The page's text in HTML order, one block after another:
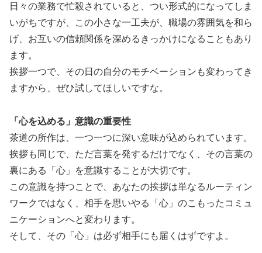
日々の業務で忙殺されていると、つい形式的になってしま
いがちですが、この小さな一工夫が、職場の雰囲気を和ら
げ、お互いの信頼関係を深めるきっかけになることもあり
ます。
挨拶一つで、その日の自分のモチベーションも変わってき
ますから、ぜひ試してほしいですな。
「心を込める」意識の重要性
茶道の所作は、一つ一つに深い意味が込められています。
挨拶も同じで、ただ言葉を発するだけでなく、その言葉の
裏にある「心」を意識することが大切です。
この意識を持つことで、あなたの挨拶は単なるルーティン
ワークではなく、相手を思いやる「心」のこもったコミュ
ニケーションへと変わります。
そして、その「心」は必ず相手にも届くはずですよ。